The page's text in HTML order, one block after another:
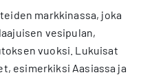
markkinassa, joka
vesipulan,
vuoksi. Lukuisat
esimerkiksi Aasiassa ja